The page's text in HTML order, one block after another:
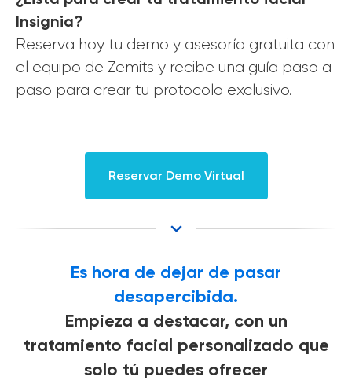
Insignia?
Reserva hoy tu demo y asesoría gratuita con
el equipo de Zemits y recibe una guía paso a
paso para crear tu protocolo exclusivo.
Reservar Demo Virtual
Es hora de dejar de pasar
desapercibida.
Empieza a destacar, con un
tratamiento facial personalizado que
solo tú puedes ofrecer